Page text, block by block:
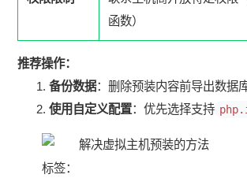
函数）
推荐操作：
备份数据：删除预装内容前导出数据库
使用自定义配置：优先选择支持
标签：